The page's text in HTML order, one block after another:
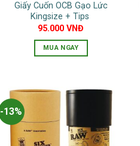
Giấy Cuốn OCB Gạo Lức
Kingsize + Tips
95.000VNĐ
MUA NGAY
-13%